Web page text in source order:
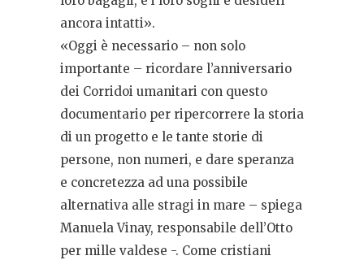
ancora intatti».
«Oggi è necessario – non solo
importante – ricordare l’anniversario
dei Corridoi umanitari con questo
documentario per ripercorrere la storia
di un progetto e le tante storie di
persone, non numeri, e dare speranza
e concretezza ad una possibile
alternativa alle stragi in mare – spiega
Manuela Vinay, responsabile dell’Otto
per mille valdese -. Come cristiani